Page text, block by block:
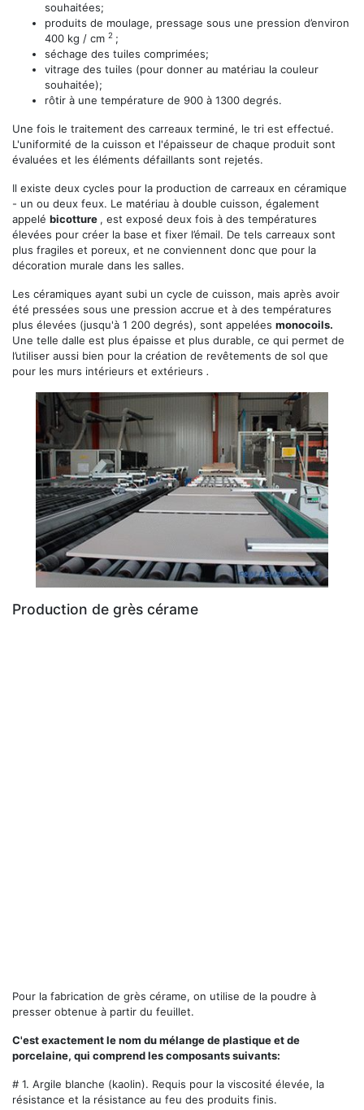
souhaitées;
produits de moulage, pressage sous une pression d’environ
400 kg / cm 2 ;
séchage des tuiles comprimées;
vitrage des tuiles (pour donner au matériau la couleur
souhaitée);
rôtir à une température de 900 à 1300 degrés.
Une fois le traitement des carreaux terminé, le tri est effectué.
L'uniformité de la cuisson et l'épaisseur de chaque produit sont
évaluées et les éléments défaillants sont rejetés.
Il existe deux cycles pour la production de carreaux en céramique
- un ou deux feux. Le matériau à double cuisson, également
appelé bicotture , est exposé deux fois à des températures
élevées pour créer la base et fixer l’émail. De tels carreaux sont
plus fragiles et poreux, et ne conviennent donc que pour la
décoration murale dans les salles.
Les céramiques ayant subi un cycle de cuisson, mais après avoir
été pressées sous une pression accrue et à des températures
plus élevées (jusqu'à 1 200 degrés), sont appelées monocoils.
Une telle dalle est plus épaisse et plus durable, ce qui permet de
l’utiliser aussi bien pour la création de revêtements de sol que
pour les murs intérieurs et extérieurs .
Production de grès cérame
Pour la fabrication de grès cérame, on utilise de la poudre à
presser obtenue à partir du feuillet.
C'est exactement le nom du mélange de plastique et de
porcelaine, qui comprend les composants suivants:
# 1. Argile blanche (kaolin). Requis pour la viscosité élevée, la
résistance et la résistance au feu des produits finis.